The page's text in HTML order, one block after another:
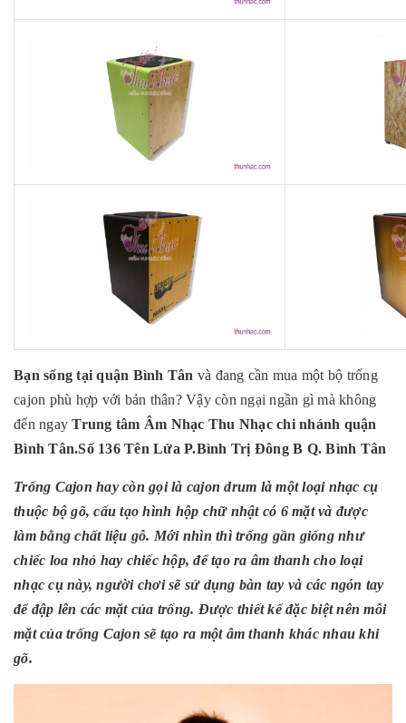
Bạn sống tại quận Bình Tân và đang cần mua một bộ trống
cajon phù hợp với bản thân? Vậy còn ngại ngần gì mà không
đến ngayTrung tâm Âm Nhạc Thu Nhạc chi nhánh quận
Bình Tân.Số 136 Tên Lửa P.Bình Trị Đông B Q. Bình Tân
Trống Cajon hay còn gọi là cajon drum là một loại nhạc cụ
thuộc bộ gõ, cấu tạo hình hộp chữ nhật có 6 mặt và được
làm bằng chất liệu gỗ. Mới nhìn thì trống gần giống như
chiếc loa nhỏ hay chiếc hộp, để tạo ra âm thanh cho loại
nhạc cụ này, người chơi sẽ sử dụng bàn tay và các ngón tay
để đập lên các mặt của trống. Được thiết kế đặc biệt nên mỗi
mặt của trống Cajon sẽ tạo ra một âm thanh khác nhau khi
gõ.